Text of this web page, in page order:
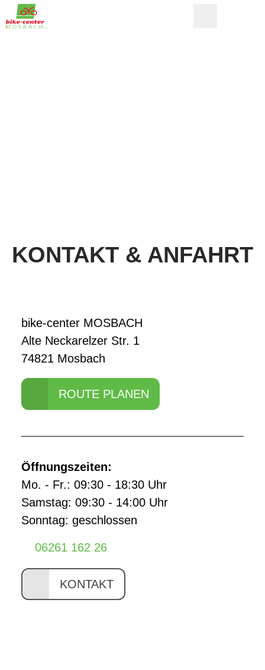
KONTAKT & ANFAHRT
bike-center MOSBACH
Alte Neckarelzer Str. 1
74821 Mosbach
ROUTE PLANEN
Öffnungszeiten:
Mo. - Fr.: 09:30 - 18:30 Uhr
Samstag: 09:30 - 14:00 Uhr
Sonntag: geschlossen
06261 162 26
KONTAKT